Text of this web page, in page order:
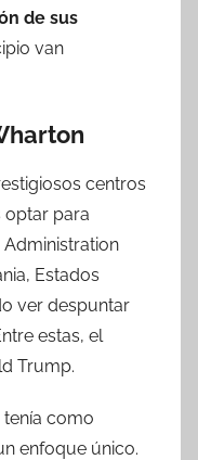
de sus
van
centros
optar para
Estados
ver despuntar
estas, el
Trump.
como
enfoque único.